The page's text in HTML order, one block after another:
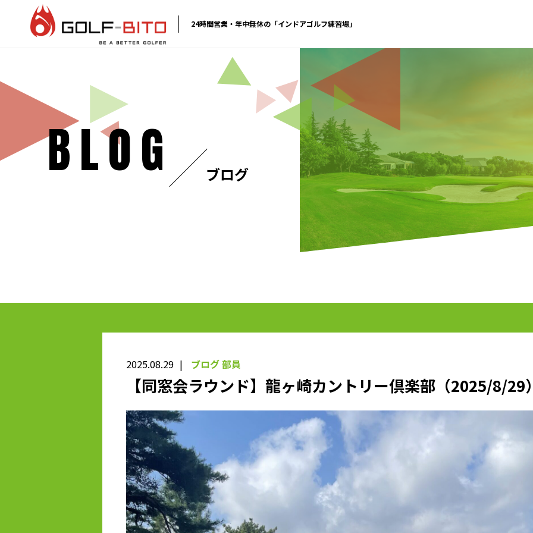
24時間営業・年中無休の「インドアゴルフ練習場」
BLOG ブログ
2025.08.29 ブログ部員
【同窓会ラウンド】龍ヶ崎カントリー倶楽部（2025/8/29